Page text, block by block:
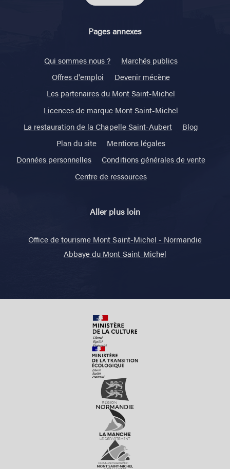
Pages annexes
Qui sommes nous ?
Marchés publics
Offres d'emploi
Devenir mécène
Les partenaires du Mont Saint-Michel
Licences de marque Mont Saint-Michel
La restauration de la Chapelle Saint-Aubert
Blog
Plan du site
Mentions légales
Données personnelles
Conditions générales de vente
Centre de ressources
Aller plus loin
Office de tourisme Mont Saint-Michel - Normandie
Abbaye du Mont Saint-Michel